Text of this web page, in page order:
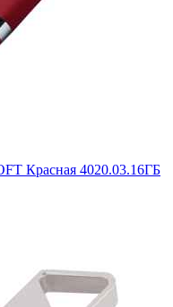
Красная 4020.03.16ГБ